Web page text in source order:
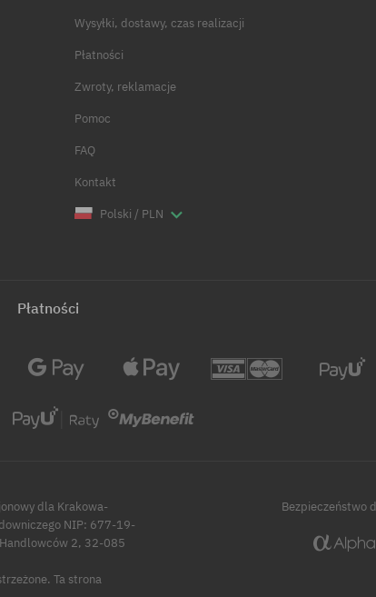
Wysyłki, dostawy, czas realizacji
Płatności
Zwroty, reklamacje
Pomoc
FAQ
Kontakt
Polski / PLN
Płatności
dla Krakowa-
NIP: 677-19-
2, 32-085
Ta strona
Bezpieczeństwo